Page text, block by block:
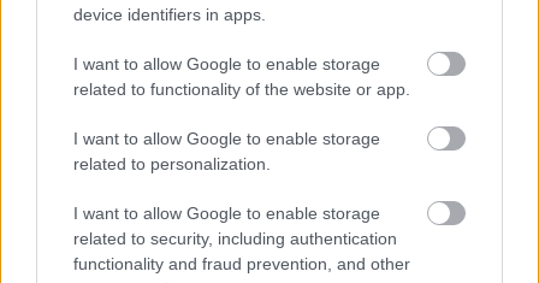
device identifiers in apps.
I want to allow Google to enable storage
related to functionality of the website or app.
I want to allow Google to enable storage
related to personalization.
I want to allow Google to enable storage
related to security, including authentication
functionality and fraud prevention, and other
Swiss International Air Lines
Cathay Pacific
Qatar Airways
Lufthansa